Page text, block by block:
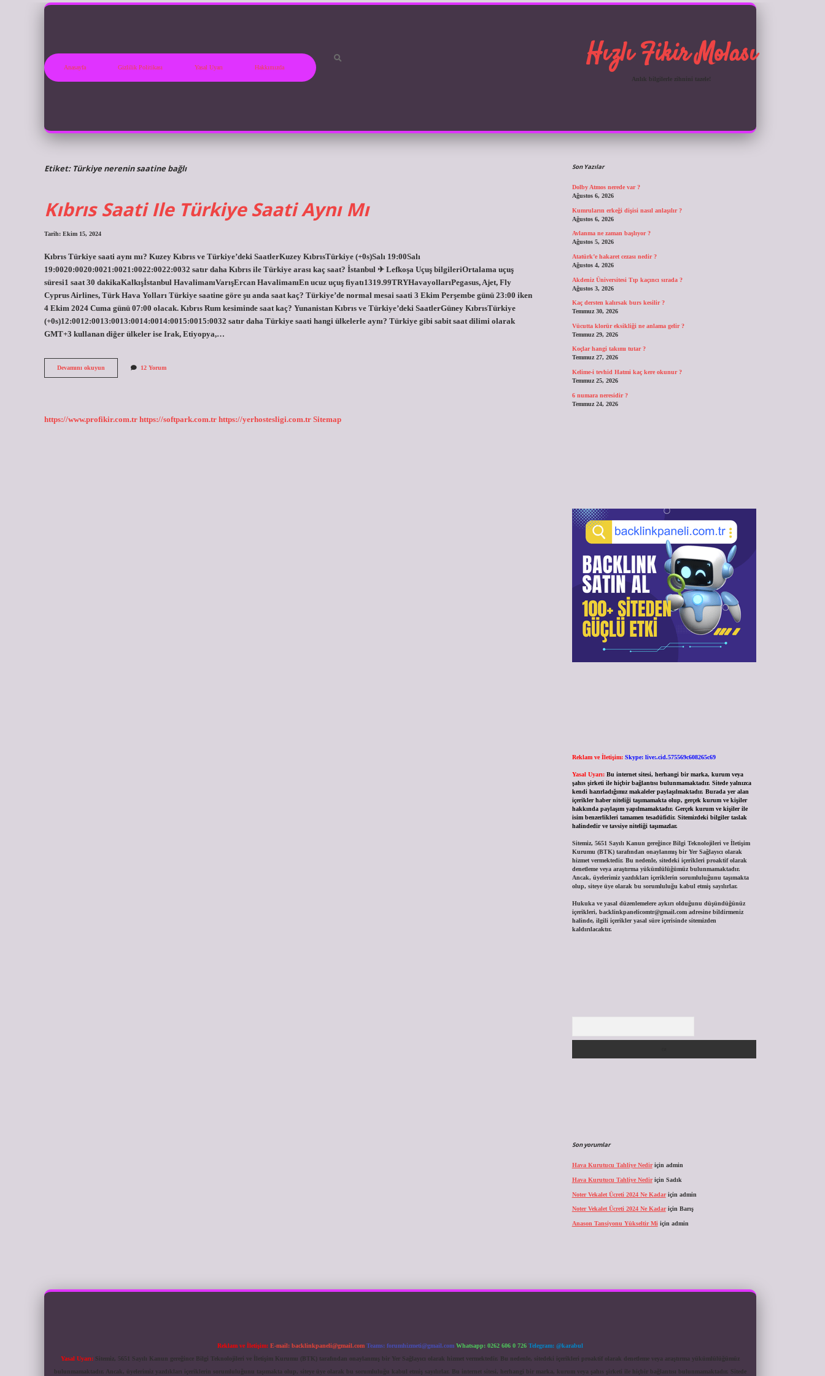
Anasayfa Gizlilik Politikası Yasal Uyarı Hakkımızda Hızlı Fikir Molası
Anlık bilgilerle zihnini tazele!
Etiket: Türkiye nerenin saatine bağlı
Kıbrıs Saati Ile Türkiye Saati Aynı Mı
Tarih: Ekim 15, 2024
Kıbrıs Türkiye saati aynı mı? Kuzey Kıbrıs ve Türkiye’deki SaatlerKuzey KıbrısTürkiye (+0s)Salı 19:00Salı
19:0020:0020:0021:0021:0022:0022:0032 satır daha Kıbrıs ile Türkiye arası kaç saat? İstanbul ✈ Lefkoşa Uçuş bilgileriOrtalama uçuş
süresi1 saat 30 dakikaKalkışİstanbul HavalimanıVarışErcan HavalimanıEn ucuz uçuş fiyatı1319.99TRYHavayollarıPegasus, Ajet, Fly
Cyprus Airlines, Türk Hava Yolları Türkiye saatine göre şu anda saat kaç? Türkiye’de normal mesai saati 3 Ekim Perşembe günü 23:00 iken
4 Ekim 2024 Cuma günü 07:00 olacak. Kıbrıs Rum kesiminde saat kaç? Yunanistan Kıbrıs ve Türkiye’deki SaatlerGüney KıbrısTürkiye
(+0s)12:0012:0013:0013:0014:0014:0015:0015:0032 satır daha Türkiye saati hangi ülkelerle aynı? Türkiye gibi sabit saat dilimi olarak
GMT+3 kullanan diğer ülkeler ise Irak, Etiyopya,…
Devamını okuyun
Saati
Mı
12 Yorum
https://www.profikir.com.tr https://softpark.com.tr https://yerhostesligi.com.tr Sitemap
Sidebar
Son Yazılar
Dolby Atmos nerede var ?
Ağustos 6, 2026
Kumruların erkeği dişisi nasıl anlaşılır ?
Ağustos 6, 2026
Avlanma ne zaman başlıyor ?
Ağustos 5, 2026
Atatürk’e hakaret cezası nedir ?
Ağustos 4, 2026
Akdeniz Üniversitesi Tıp kaçıncı sırada ?
Ağustos 3, 2026
Kaç dersten kalırsak burs kesilir ?
Temmuz 30, 2026
Vücutta klorür eksikliği ne anlama gelir ?
Temmuz 29, 2026
Koçlar hangi takımı tutar ?
Temmuz 27, 2026
Kelime-i tevhid Hatmi kaç kere okunur ?
Temmuz 25, 2026
6 numara neresidir ?
Temmuz 24, 2026
Reklam ve İletişim: Skype: live:.cid.575569c608265c69
Yasal Uyarı: Bu internet sitesi, herhangi bir marka, kurum veya
şahıs şirketi ile hiçbir bağlantısı bulunmamaktadır. Sitede yalnızca
kendi hazırladığımız makaleler paylaşılmaktadır. Burada yer alan
içerikler haber niteliği taşımamakta olup, gerçek kurum ve kişiler
hakkında paylaşım yapılmamaktadır. Gerçek kurum ve kişiler ile
isim benzerlikleri tamamen tesadüfidir. Sitemizdeki bilgiler taslak
halindedir ve tavsiye niteliği taşımazlar.
Sitemiz, 5651 Sayılı Kanun gereğince Bilgi Teknolojileri ve İletişim
Kurumu (BTK) tarafından onaylanmış bir Yer Sağlayıcı olarak
hizmet vermektedir. Bu nedenle, sitedeki içerikleri proaktif olarak
denetleme veya araştırma yükümlülüğümüz bulunmamaktadır.
Ancak, üyelerimiz yazdıkları içeriklerin sorumluluğunu taşımakta
olup, siteye üye olarak bu sorumluluğu kabul etmiş sayılırlar.
Hukuka ve yasal düzenlemelere aykırı olduğunu düşündüğünüz
içerikleri, backlinkpanelicomtr@gmail.comadresine bildirmeniz
halinde, ilgili içerikler yasal süre içerisinde sitemizden
kaldırılacaktır.
Son yorumlar
Hava Kurutucu Tahliye Nediriçin admin
Hava Kurutucu Tahliye Nediriçin Sadık
Noter Vekalet Ücreti 2024 Ne Kadariçin admin
Noter Vekalet Ücreti 2024 Ne Kadariçin Barış
Anason Tansiyonu Yükseltir Mi için admin
Reklam ve İletişim: E-mail: backlinkpaneli@gmail.com Teams: forumhizmeti@gmail.com Whatsapp: 0262 606 0 726 Telegram: @karabul
Yasal Uyarı: Sitemiz, 5651 Sayılı Kanun gereğince Bilgi Teknolojileri ve İletişim Kurumu (BTK) tarafından onaylanmış bir Yer Sağlayıcı olarak hizmet vermektedir. Bu nedenle, sitedeki içerikleri proaktif olarak denetleme veya araştırma yükümlülüğümüz
bulunmamaktadır. Ancak, üyelerimiz yazdıkları içeriklerin sorumluluğunu taşımakta olup, siteye üye olarak bu sorumluluğu kabul etmiş sayılırlar. Bu internet sitesi, herhangi bir marka, kurum veya şahıs şirketi ile hiçbir bağlantısı bulunmamaktadır. Sitede